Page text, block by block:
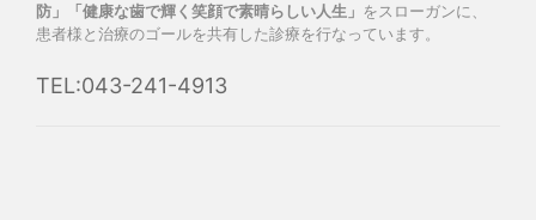
防」「健康な歯で輝く笑顔で素晴らしい人生」 をスローガンに、
患者様と治療のゴールを共有した診療を行なっています。
TEL:043-241-4913